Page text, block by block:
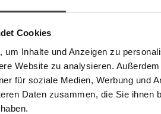
Cookies
um Inhalte und Anzeigen zu
Website zu analysieren.
für soziale Medien, Werbung und
Daten zusammen, die Sie
Daten
18.10.2027 -
Gebühr
EUR 5'400.- / CHF
Kontaktdaten